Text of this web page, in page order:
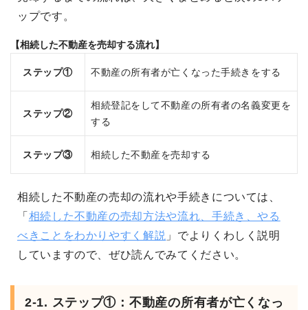
ップです。
【相続した不動産を売却する流れ】
ステップ① 不動産の所有者が亡くなった手続きをする
ステップ②
相続登記をして不動産の所有者の名義変更を
する
ステップ③ 相続した不動産を売却する
相続した不動産の売却の流れや手続きについては、
「 相続した不動産の売却方法や流れ、手続き、やる
べきことをわかりやすく解説 」でよりくわしく説明
していますので、ぜひ読んでみてください。
2-1. ステップ①：不動産の所有者が亡くなっ